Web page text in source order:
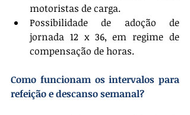
motoristas de carga.
Possibilidade de adoção de
jornada 12 x 36, em regime de
compensação de horas.
Como funcionam os intervalos para
refeição e descanso semanal?